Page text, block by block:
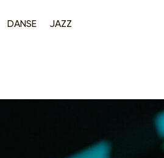
DANSE JAZZ